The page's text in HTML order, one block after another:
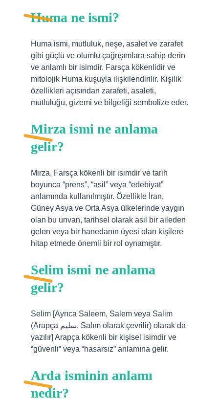
Huma ne ismi?
Huma ismi, mutluluk, neşe, asalet ve zarafet
gibi güçlü ve olumlu çağrışımlara sahip derin
ve anlamlı bir isimdir. Farsça kökenlidir ve
mitolojik Huma kuşuyla ilişkilendirilir. Kişilik
özellikleri açısından zarafeti, asaleti,
mutluluğu, gizemi ve bilgeliği sembolize eder.
Mirza ismi ne anlama
gelir?
Mirza, Farsça kökenli bir isimdir ve tarih
boyunca “prens”, “asil” veya “edebiyat”
anlamında kullanılmıştır. Özellikle İran,
Güney Asya ve Orta Asya ülkelerinde yaygın
olan bu unvan, tarihsel olarak asil bir aileden
gelen veya bir hanedanın üyesi olan kişilere
hitap etmede önemli bir rol oynamıştır.
Selim ismi ne anlama
gelir?
Selim [Ayrıca Saleem, Salem veya Salim
(Arapça سليم, Salīm olarak çevrilir) olarak da
yazılır] Arapça kökenli bir kişisel isimdir ve
“güvenli” veya “hasarsız” anlamına gelir.
Arda isminin anlamı
nedir?